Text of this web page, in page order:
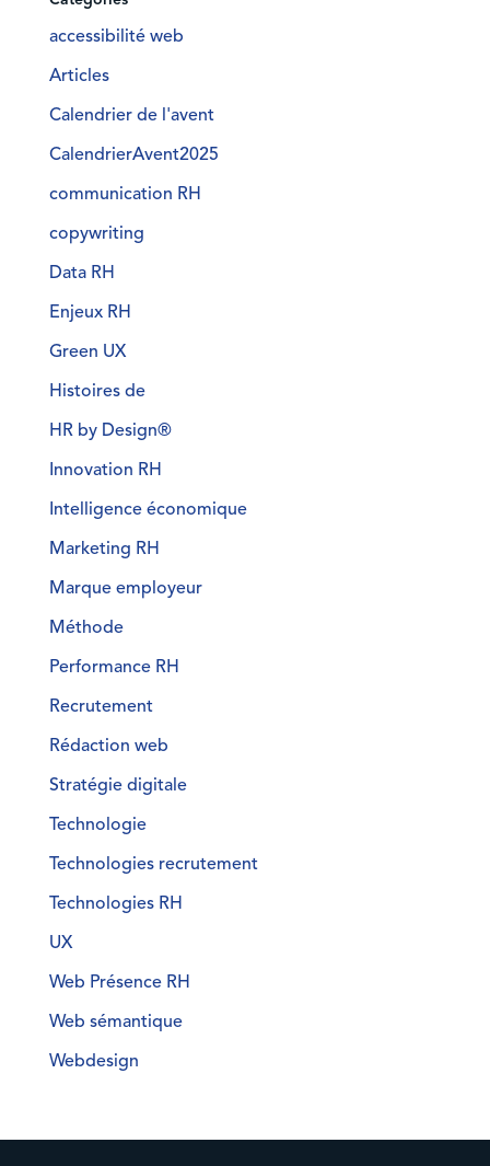
accessibilité web
Articles
Calendrier de l'avent
CalendrierAvent2025
communication RH
copywriting
Data RH
Enjeux RH
Green UX
Histoires de
HR by Design®
Innovation RH
Intelligence économique
Marketing RH
Marque employeur
Méthode
Performance RH
Recrutement
Rédaction web
Stratégie digitale
Technologie
Technologies recrutement
Technologies RH
UX
Web Présence RH
Web sémantique
Webdesign